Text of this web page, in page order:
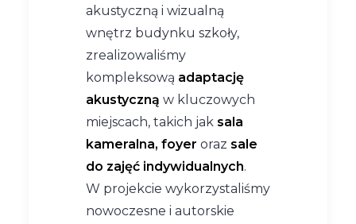
akustyczną i wizualną
wnętrz budynku szkoły,
zrealizowaliśmy
kompleksową adaptację
akustyczną w kluczowych
miejscach, takich jak sala
kameralna, foyer oraz sale
do zajęć indywidualnych.
W projekcie wykorzystaliśmy
nowoczesne i autorskie